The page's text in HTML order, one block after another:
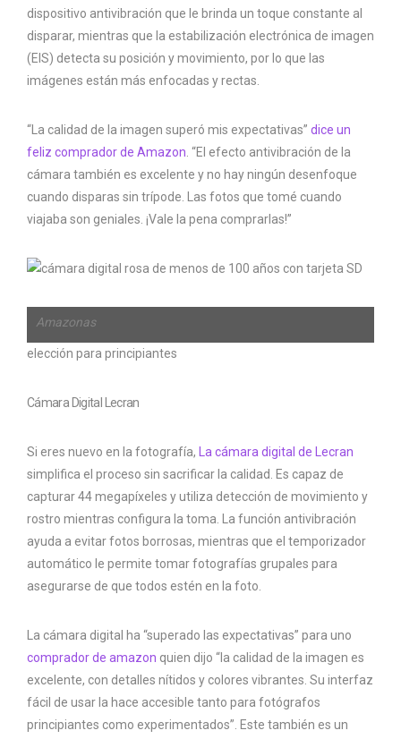
dispositivo antivibración que le brinda un toque constante al
disparar, mientras que la estabilización electrónica de imagen
(EIS) detecta su posición y movimiento, por lo que las
imágenes están más enfocadas y rectas.
“La calidad de la imagen superó mis expectativas” dice un
feliz comprador de Amazon . “El efecto antivibración de la
cámara también es excelente y no hay ningún desenfoque
cuando disparas sin trípode. Las fotos que tomé cuando
viajaba son geniales. ¡Vale la pena comprarlas!”
Amazonas
elección para principiantes
Cámara Digital Lecran
Si eres nuevo en la fotografía, La cámara digital de Lecran
simplifica el proceso sin sacrificar la calidad. Es capaz de
capturar 44 megapíxeles y utiliza detección de movimiento y
rostro mientras configura la toma. La función antivibración
ayuda a evitar fotos borrosas, mientras que el temporizador
automático le permite tomar fotografías grupales para
asegurarse de que todos estén en la foto.
La cámara digital ha “superado las expectativas” para uno
comprador de amazon quien dijo “la calidad de la imagen es
excelente, con detalles nítidos y colores vibrantes. Su interfaz
fácil de usar la hace accesible tanto para fotógrafos
principiantes como experimentados”. Este también es un